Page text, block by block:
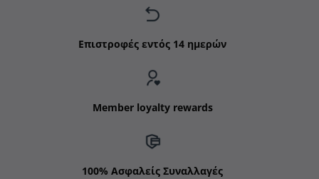
Επιστροφές εντός 14 ημερών
Member loyalty rewards
100% Ασφαλείς Συναλλαγές